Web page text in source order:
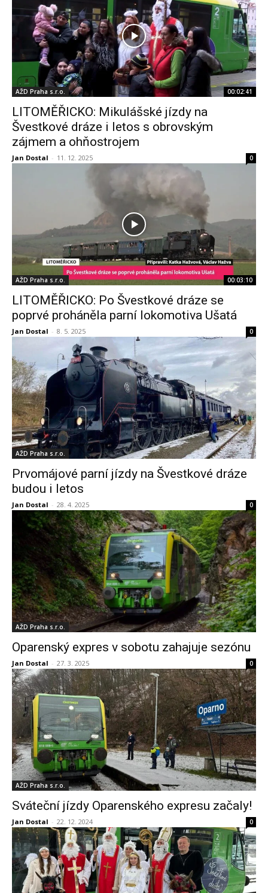
AŽD Praha s.r.o. 00:02:41
LITOMĚŘICKO: Mikulášské jízdy na
Švestkové dráze i letos s obrovským
zájmem a ohňostrojem
Jan Dostal - 11. 12. 2025 0
AŽD Praha s.r.o. 00:03:10
LITOMĚŘICKO: Po Švestkové dráze se
poprvé proháněla parní lokomotiva Ušatá
Jan Dostal - 8. 5. 2025 0
AŽD Praha s.r.o.
Prvomájové parní jízdy na Švestkové dráze
budou i letos
Jan Dostal - 28. 4. 2025 0
AŽD Praha s.r.o.
Oparenský expres v sobotu zahajuje sezónu
Jan Dostal - 27. 3. 2025 0
AŽD Praha s.r.o.
Sváteční jízdy Oparenského expresu začaly!
Jan Dostal - 22. 12. 2024 0